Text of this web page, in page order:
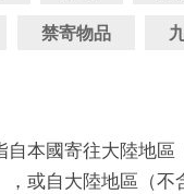
禁寄物品
自本國寄往大陸地區
或自大陸地區（不